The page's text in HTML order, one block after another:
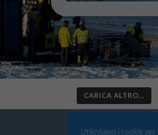
CARICA ALTRO…
Utilizziamo i cookie